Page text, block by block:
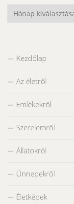
Archívum
Kezdőlap
Az életről
Emlékekről
Szerelemről
Állatokról
Ünnepekről
Életképek